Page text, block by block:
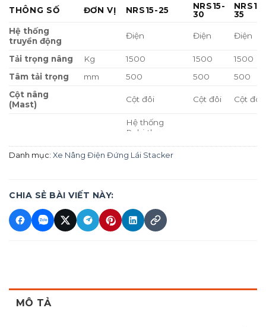
THÔNG SỐ ĐƠN VỊ NRS15-25
NRS15-
30
NRS15-
35
Hệ thống
truyền động
Điện Điện Điện
Tải trọng nâng Kg 1500 1500
1500
Tâm tải trọng
mm 500 500
500
Cột nâng
(Mast)
Cột đôi Cột đôi Cột đôi
Hệ thống
Rebirth +
+ Nhả bướm
Bánh trước
Bánh dẫn động
mm
φ230×75
bánh xe
Chiều dài cơ sở
Danh mục: Xe Nâng Điện Đứng Lái Stacker
CHIA SẺ BÀI VIẾT NÀY:
MÔ TẢ